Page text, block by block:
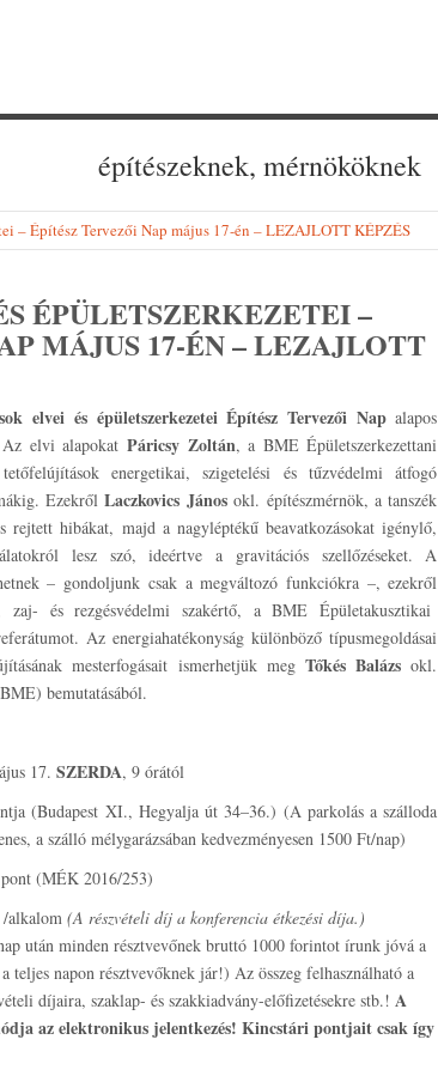
építészeknek, mérnököknek
– Építész Tervezői Nap május 17-én – LEZAJLOTT KÉPZÉS
ÉPÜLETSZERKEZETEI –
MÁJUS 17-ÉN – LEZAJLOTT
elvei és épületszerkezetei Építész Tervezői Napalapos
elvi alapokat Páricsy Zoltán, a BME Épületszerkezettani
energetikai, szigetelési és tűzvédelmi átfogó
EzekrőlLaczkovics Jánosokl. építészmérnök, a tanszék
rejtett hibákat, majd a nagyléptékű beavatkozásokat igénylő,
lesz szó, ideértve a gravitációs szellőzéseket. A
– gondoljunk csak a megváltozó funkciókra –, ezekről
zaj- és rezgésvédelmi szakértő, a BME Épületakusztikai
Az energiahatékonyság különböző típusmegoldásai
mesterfogásait ismerhetjük meg Tőkés Balázs okl.
bemutatásából.
17. SZERDA, 9 órától
(Budapest XI., Hegyalja út 34–36.) (A parkolás a szálloda
a szálló mélygarázsában kedvezményesen 1500 Ft/nap)
(MÉK 2016/253)
alkalom (A részvételi díj a konferencia étkezési díja.)
után minden résztvevőnek bruttó 1000 forintot írunk jóvá a
teljes napon résztvevőknek jár!) Az összeg felhasználható a
díjaira, szaklap- és szakkiadvány-előfizetésekre stb.! A
az elektronikus jelentkezés! Kincstári pontjait csak így